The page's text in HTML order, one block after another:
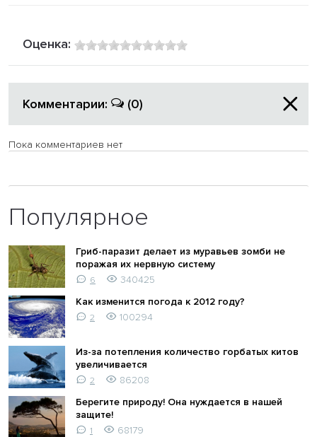
Оценка:
Комментарии: (0)
Пока комментариев нет
Популярное
Гриб-паразит делает из муравьев зомби не
поражая их нервную систему
6
340425
Как изменится погода к 2012 году?
2 100294
Из-за потепления количество горбатых китов
увеличивается
2
86208
Берегите природу! Она нуждается в нашей
защите!
1
68179